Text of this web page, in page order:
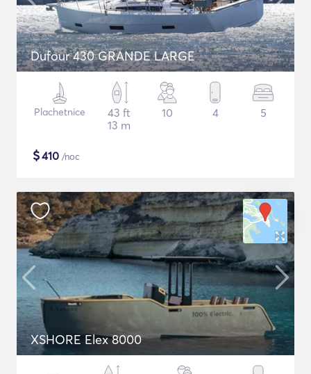
Dufour 430 GRANDE LARGE
Plachetnice
43 ft
13 m
10 4 5
$410 /noc
XSHORE Elex 8000